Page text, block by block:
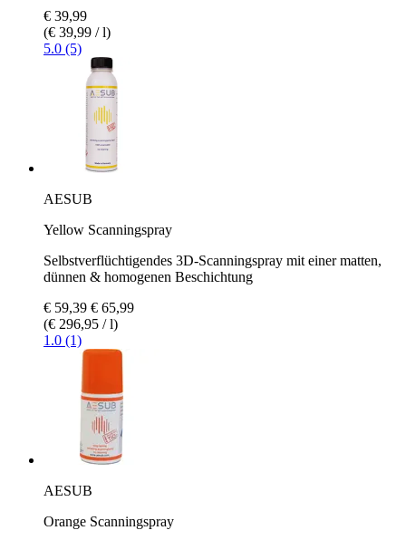
€ 39,99
(€ 39,99 / l)
5.0 (5)
AESUB
Yellow Scanningspray
Selbstverflüchtigendes 3D-Scanningspray mit einer matten,
dünnen & homogenen Beschichtung
€ 59,39 € 65,99
(€ 296,95 / l)
1.0 (1)
AESUB
Orange Scanningspray